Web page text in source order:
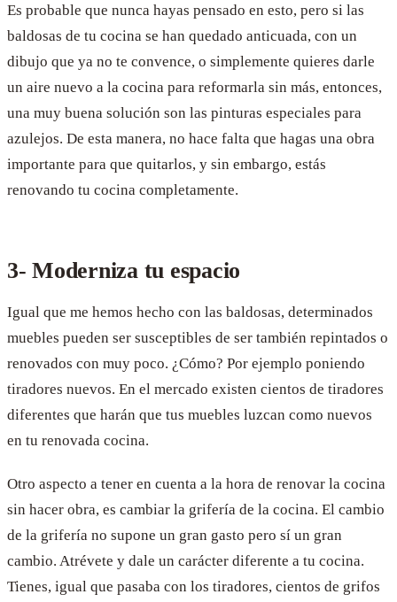
Es probable que nunca hayas pensado en esto, pero si las
baldosas de tu cocina se han quedado anticuada, con un
dibujo que ya no te convence, o simplemente quieres darle
un aire nuevo a la cocina para reformarla sin más, entonces,
una muy buena solución son las pinturas especiales para
azulejos. De esta manera, no hace falta que hagas una obra
importante para que quitarlos, y sin embargo, estás
renovando tu cocina completamente.
3- Moderniza tu espacio
Igual que me hemos hecho con las baldosas, determinados
muebles pueden ser susceptibles de ser también repintados o
renovados con muy poco. ¿Cómo? Por ejemplo poniendo
tiradores nuevos. En el mercado existen cientos de tiradores
diferentes que harán que tus muebles luzcan como nuevos
en tu renovada cocina.
Otro aspecto a tener en cuenta a la hora de renovar la cocina
sin hacer obra, es cambiar la grifería de la cocina. El cambio
de la grifería no supone un gran gasto pero sí un gran
cambio. Atrévete y dale un carácter diferente a tu cocina.
Tienes, igual que pasaba con los tiradores, cientos de grifos